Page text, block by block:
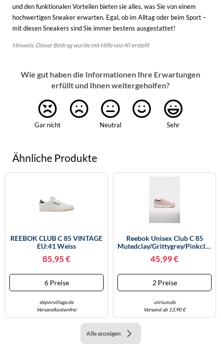
und den funktionalen Vorteilen bieten sie alles, was Sie von einem
hochwertigen Sneaker erwarten. Egal, ob im Alltag oder beim Sport –
mit diesen Sneakers sind Sie immer bestens ausgestattet!
Hinweis: Dieser Beitrag wurde mit Hilfe von KI erstellt
Wie gut haben die Informationen Ihre Erwartungen
erfüllt und Ihnen weitergeholfen?
Gar nicht Neutral Sehr
Ähnliche Produkte
REEBOK CLUB C 85 VINTAGE
EU:41 Weiss
85,95 €
6 Preise
deporvillage.de
Versandkostenfrei
Reebok Unisex Club C 85
Mutedclay/grittygrey/pinkclay
Unisex | Grau
45,99 €
2 Preise
otrium.de
Versand ab 13,90 €
Alle anzeigen